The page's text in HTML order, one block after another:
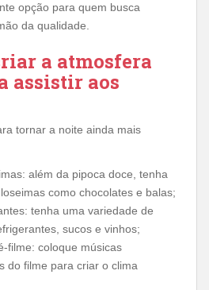
opção para quem busca
da qualidade.
a atmosfera
assistir aos
tornar a noite ainda mais
além da pipoca doce, tenha
como chocolates e balas;
tenha uma variedade de
sucos e vinhos;
filme: coloque músicas
do filme para criar o clima